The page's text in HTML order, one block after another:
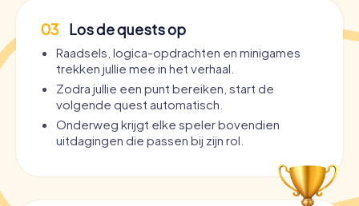
03 Los de quests op
Raadsels, logica-opdrachten en minigames
trekken jullie mee in het verhaal.
Zodra jullie een punt bereiken, start de
volgende quest automatisch.
Onderweg krijgt elke speler bovendien
uitdagingen die passen bij zijn rol.